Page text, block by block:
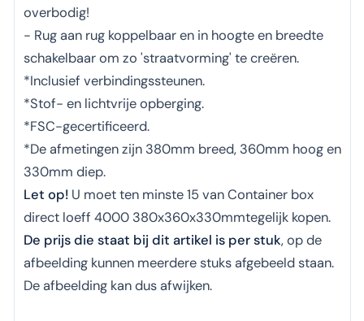
overbodig!
- Rug aan rug koppelbaar en in hoogte en breedte
schakelbaar om zo 'straatvorming' te creëren.
*Inclusief verbindingssteunen.
*Stof- en lichtvrije opberging.
*FSC-gecertificeerd.
*De afmetingen zijn 380mm breed, 360mm hoog en
330mm diep.
Let op!U moet ten minste 15 van Container box
direct loeff 4000 380x360x330mmtegelijk kopen.
De prijs die staat bij dit artikel is per stuk, op de
afbeelding kunnen meerdere stuks afgebeeld staan.
De afbeelding kan dus afwijken.